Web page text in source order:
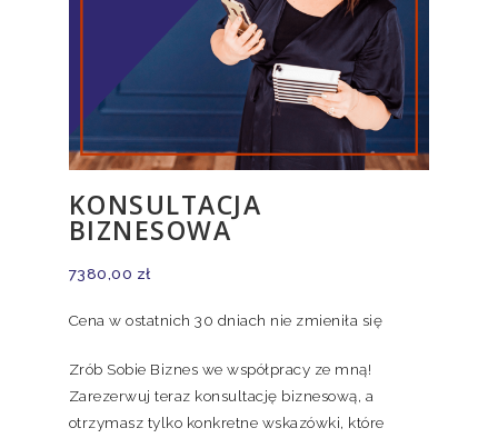
KONSULTACJA
BIZNESOWA
7380,00 zł
Cena w ostatnich 30 dniach nie zmieniła się
Zrób Sobie Biznes we współpracy ze mną!
Zarezerwuj teraz konsultację biznesową, a
otrzymasz tylko konkretne wskazówki, które